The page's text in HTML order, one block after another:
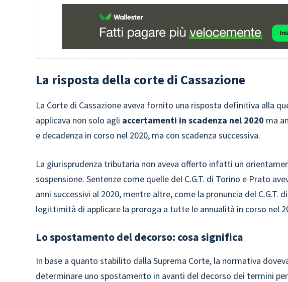
La risposta della corte di Cassazione
La Corte di Cassazione aveva fornito una risposta definitiva alla
applicava non solo agli accertamenti in scadenza nel 2020 ma
e decadenza in corso nel 2020, ma con scadenza successiva.
La giurisprudenza tributaria non aveva offerto infatti un
sospensione. Sentenze come quelle del C.G.T. di Torino e Prato
anni successivi al 2020, mentre altre, come la pronuncia del C.G.T.
legittimità di applicare la proroga a tutte le annualità in corso nel
Lo spostamento del decorso: cosa significa
In base a quanto stabilito dalla Suprema Corte, la normativa
determinare uno spostamento in avanti del decorso dei termini